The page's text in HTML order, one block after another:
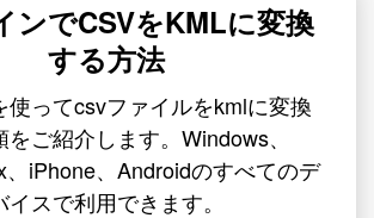
ンでCSVをKMLに変換
する方法
使ってcsvファイルをkmlに変換
ご紹介します。Windows、
、iPhone、Androidのすべてのデ
イスで利用できます。